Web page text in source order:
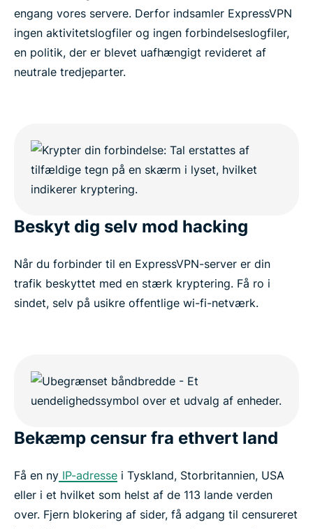
engang vores servere. Derfor indsamler ExpressVPN
ingen aktivitetslogfiler og ingen forbindelseslogfiler,
en politik, der er blevet uafhængigt revideret af
neutrale tredjeparter.
Beskyt dig selv mod hacking
Når du forbinder til en ExpressVPN-server er din
trafik beskyttet med en stærk kryptering. Få ro i
sindet, selv på usikre offentlige wi-fi-netværk.
Bekæmp censur fra ethvert land
Få en ny IP-adresse i Tyskland, Storbritannien, USA
eller i et hvilket som helst af de 113 lande verden
over. Fjern blokering af sider, få adgang til censureret